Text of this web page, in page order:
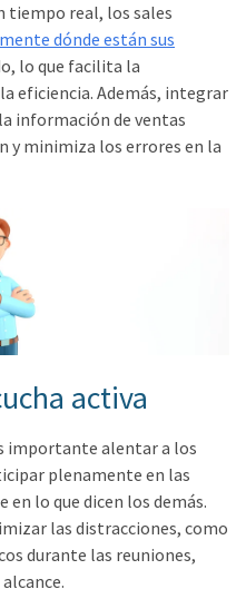
tiempo real, los sales
dónde están sus
lo que facilita la
eficiencia. Además, integrar
información de ventas
y minimiza los errores en la
activa
importante alentar a los
plenamente en las
en lo que dicen los demás.
las distracciones, como
durante las reuniones,